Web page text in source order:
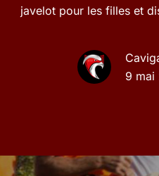
javelot pour les filles et
9 mai